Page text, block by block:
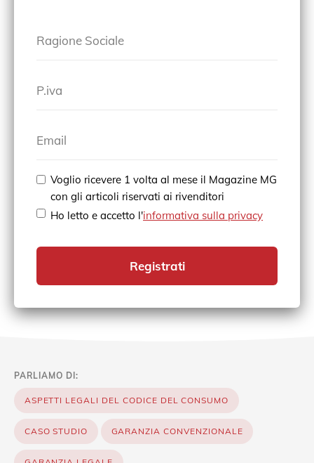
Ragione Sociale
P.iva
Email
Voglio ricevere 1 volta al mese il Magazine MG
con gli articoli riservati ai rivenditori
Ho letto e accetto l'informativa sulla privacy
Registrati
PARLIAMO DI:
ASPETTI LEGALI DEL CODICE DEL CONSUMO
CASO STUDIO GARANZIA CONVENZIONALE